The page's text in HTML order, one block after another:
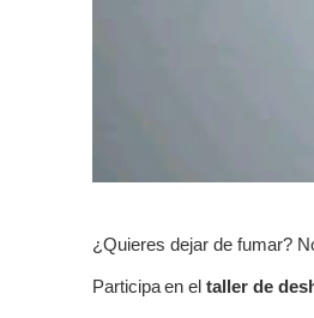
¿Quieres dejar de fumar?
Participaen el taller de